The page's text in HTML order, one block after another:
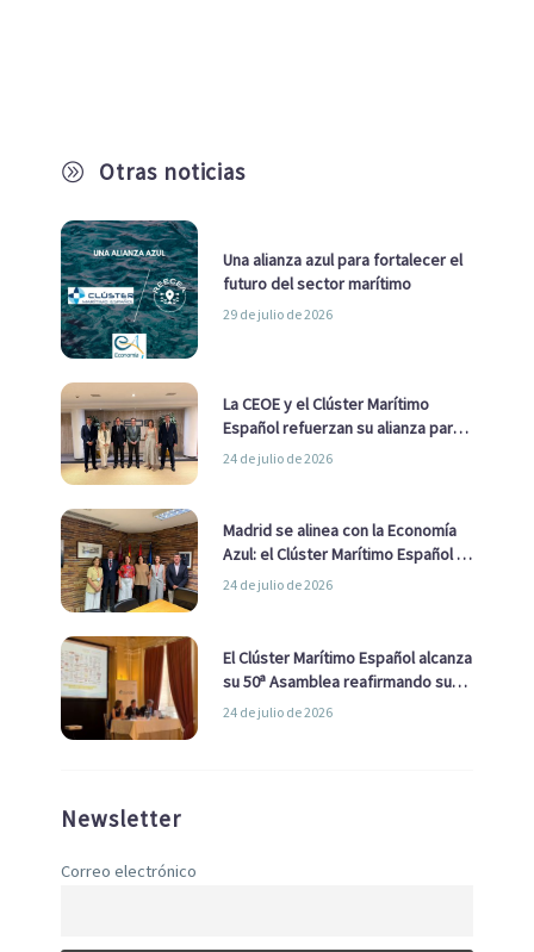
A Otras noticias
Una alianza azul para fortalecer el
futuro del sector marítimo
29 de julio de 2026
La CEOE y el Clúster Marítimo
Español refuerzan su alianza para
impulsar una estrategia Nacional
24 de julio de 2026
Madrid se alinea con la Economía
Azul: el Clúster Marítimo Español y
la Real Liga Naval avanzan alianzas
24 de julio de 2026
El Clúster Marítimo Español alcanza
su 50ª Asamblea reafirmando su
liderazgo en la Economía Azul
24 de julio de 2026
Newsletter
Correo electrónico